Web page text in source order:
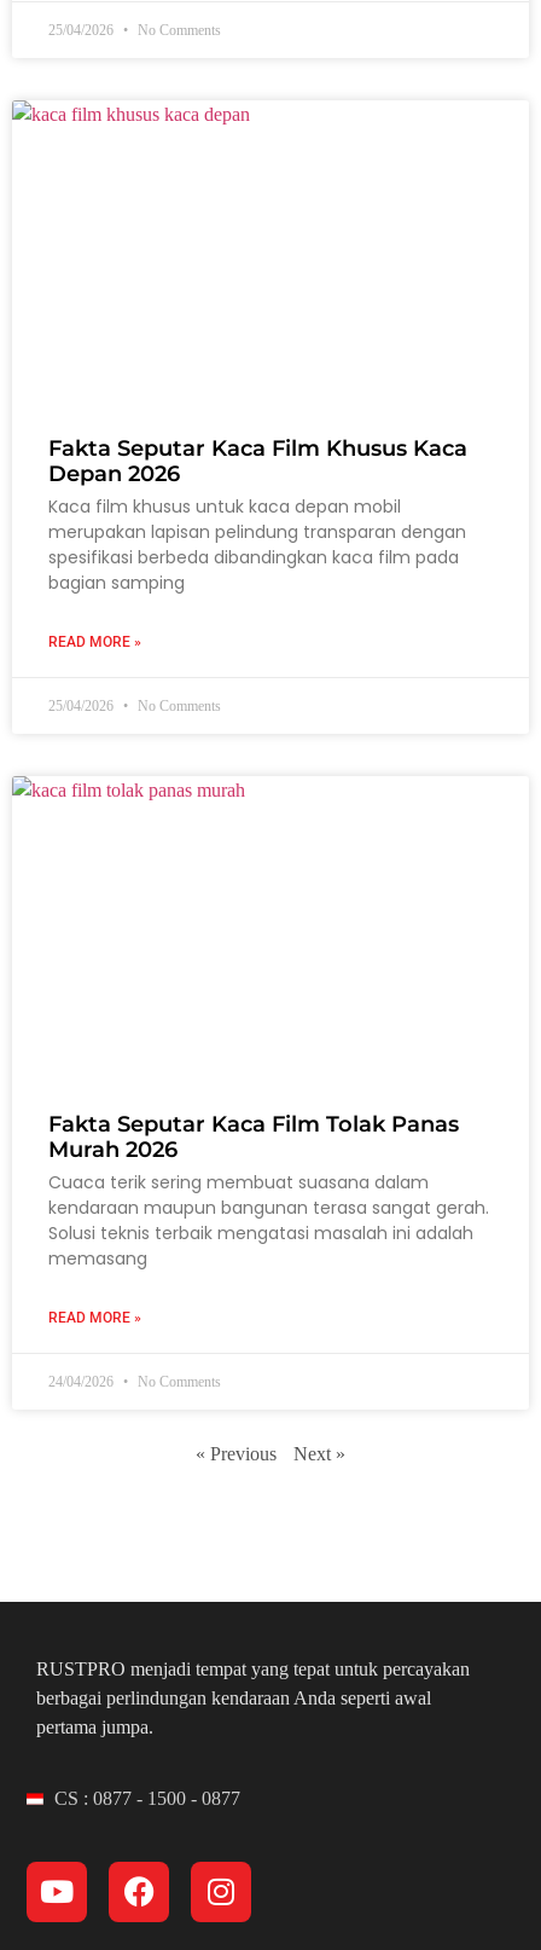
25/04/2026 No Comments
Fakta Seputar Kaca Film Khusus Kaca
Depan 2026
Kaca film khusus untuk kaca depan mobil
merupakan lapisan pelindung transparan dengan
spesifikasi berbeda dibandingkan kaca film pada
bagian samping
READ MORE »
25/04/2026 No Comments
Fakta Seputar Kaca Film Tolak Panas
Murah 2026
Cuaca terik sering membuat suasana dalam
kendaraan maupun bangunan terasa sangat gerah.
Solusi teknis terbaik mengatasi masalah ini adalah
memasang
READ MORE »
24/04/2026 No Comments
« Previous Next »
RUSTPRO menjadi tempat yang tepat untuk percayakan
berbagai perlindungan kendaraan Anda seperti awal
pertama jumpa.
CS : 0877 - 1500 - 0877